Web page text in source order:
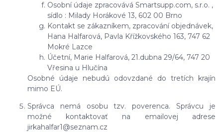
Osobní údaje zpracovává Smartsupp.com, s.r.o. ,
sídlo : Milady Horákové 13, 602 00 Brno
Kontakt se zákazníkem, zpracování objednávek,
Hana Halfarová, Pavla Křížkovského 163, 747 62
Mokré Lazce
Účetní, Marie Halfarová, 21.dubna 29/64, 747 20
Vřesina u Hlučína
Osobné údaje nebudú odovzdané do tretích krajín
mimo EÚ.
Správca nemá osobu tzv. poverenca. Správcu je
možné kontaktovať na emailovej adrese
jirkahalfar1@seznam.cz